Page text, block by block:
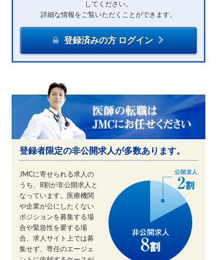
してください。
詳細な情報をご覧いただくことができます。
登録済みの方 ログイン
登録者限定の非公開求人が多数あります。
JMCに寄せられる求人の
うち、8割が非公開求人と
なっています。医療機関
や企業が公にしたくない
ポジションを募集する場
合や緊急性を要する場
合、求人サイト上では募
集せず、専任のエージェ